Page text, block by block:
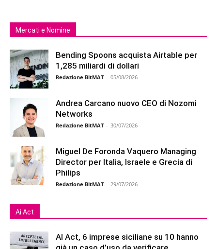
Mercati e Nomine
Bending Spoons acquista Airtable per
1,285 miliardi di dollari
Redazione BitMAT - 05/08/2026
Andrea Carcano nuovo CEO di Nozomi
Networks
Redazione BitMAT - 30/07/2026
Miguel De Foronda Vaquero Managing
Director per Italia, Israele e Grecia di
Philips
Redazione BitMAT - 29/07/2026
Ai Act
AI Act, 6 imprese siciliane su 10 hanno